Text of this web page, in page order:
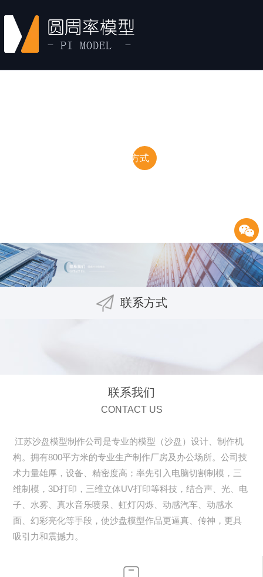
联系方式
联系方式
联系我们
CONTACT US
江苏沙盘模型制作公司是专业的模型（沙盘）设计、制作机
构。拥有800平方米的专业生产制作厂房及办公场所。公司技
术力量雄厚，设备、精密度高；率先引入电脑切割制模，三
维制模，3D打印，三维立体UV打印等科技，结合声、光、电
子、水雾、真水音乐喷泉、虹灯闪烁、动感汽车、动感水
面、幻彩亮化等手段，使沙盘模型作品更逼真、传神，更具
吸引力和震撼力。